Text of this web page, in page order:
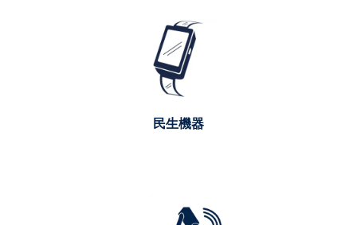
民生機器